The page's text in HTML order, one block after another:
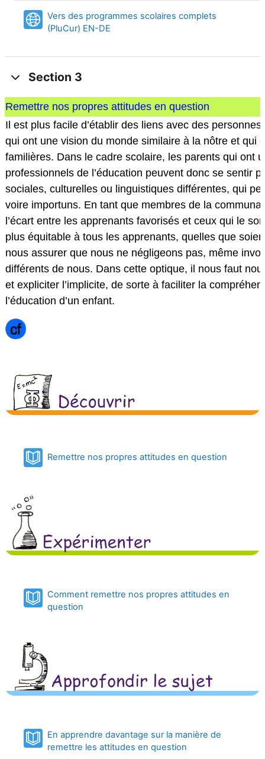
Vers des programmes scolaires complets
(PluCur) EN-DE
Section 3
Remettre nos propres attitudes en question
Il est plus facile d’établir des liens avec des
qui ont une vision du monde similaire à la nôtre et qui
familières. Dans le cadre scolaire, les parents qui ont
professionnels de l’éducation peuvent donc se sentir
sociales, culturelles ou linguistiques différentes, qui
voire importuns. En tant que membres de la
l’écart entre les apprenants favorisés et ceux qui le
plus équitable à tous les apprenants, quelles que
nous assurer que nous ne négligeons pas, même
différents de nous. Dans cette optique, il nous faut
et expliciter l’implicite, de sorte à faciliter la
l’éducation d’un enfant.
Remettre nos propres attitudes en question
Comment remettre nos propres attitudes en
question
En apprendre davantage sur la manière de
remettre les attitudes en question